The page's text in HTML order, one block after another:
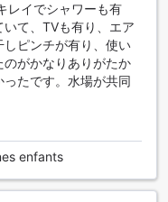
レイでシャワーも有
て、TVも有り、エア
ピンチが有り、使い
がかなりありがたか
たです。水場が共同
enfants